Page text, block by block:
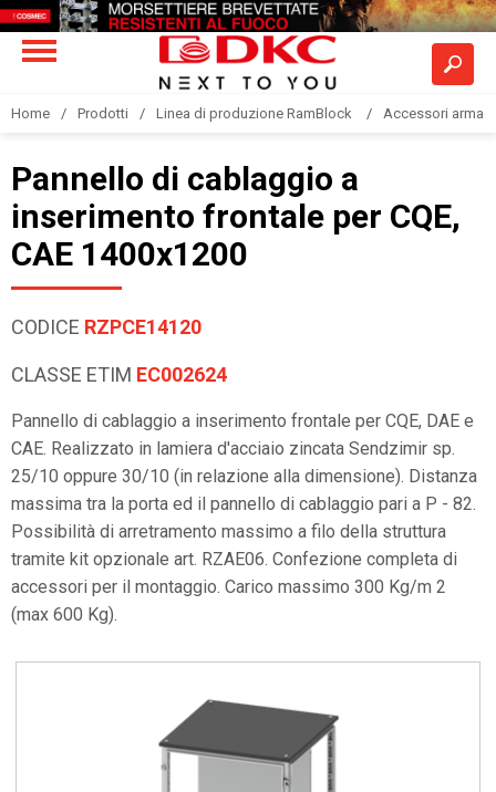
Home Prodotti Linea di produzione RamBlock Accessori armadi
Pannello di cablaggio a
inserimento frontale per CQE,
CAE 1400x1200
CODICE RZPCE14120
CLASSE ETIM EC002624
Pannello di cablaggio a inserimento frontale per CQE, DAE e
CAE. Realizzato in lamiera d'acciaio zincata Sendzimir sp.
25/10 oppure 30/10 (in relazione alla dimensione). Distanza
massima tra la porta ed il pannello di cablaggio pari a P - 82.
Possibilità di arretramento massimo a filo della struttura
tramite kit opzionale art. RZAE06. Confezione completa di
accessori per il montaggio. Carico massimo 300 Kg/m 2
(max 600 Kg).